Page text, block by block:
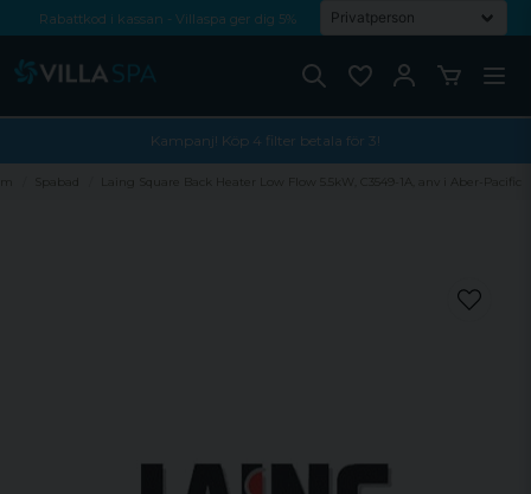
Rabattkod i kassan - Villaspa ger dig 5%
Kampanj! Köp 4 filter betala för 3!
Spabad Laing Square Back Heater Low Flow 5.5kW, C3549-1A, anv i Aber-Pacific